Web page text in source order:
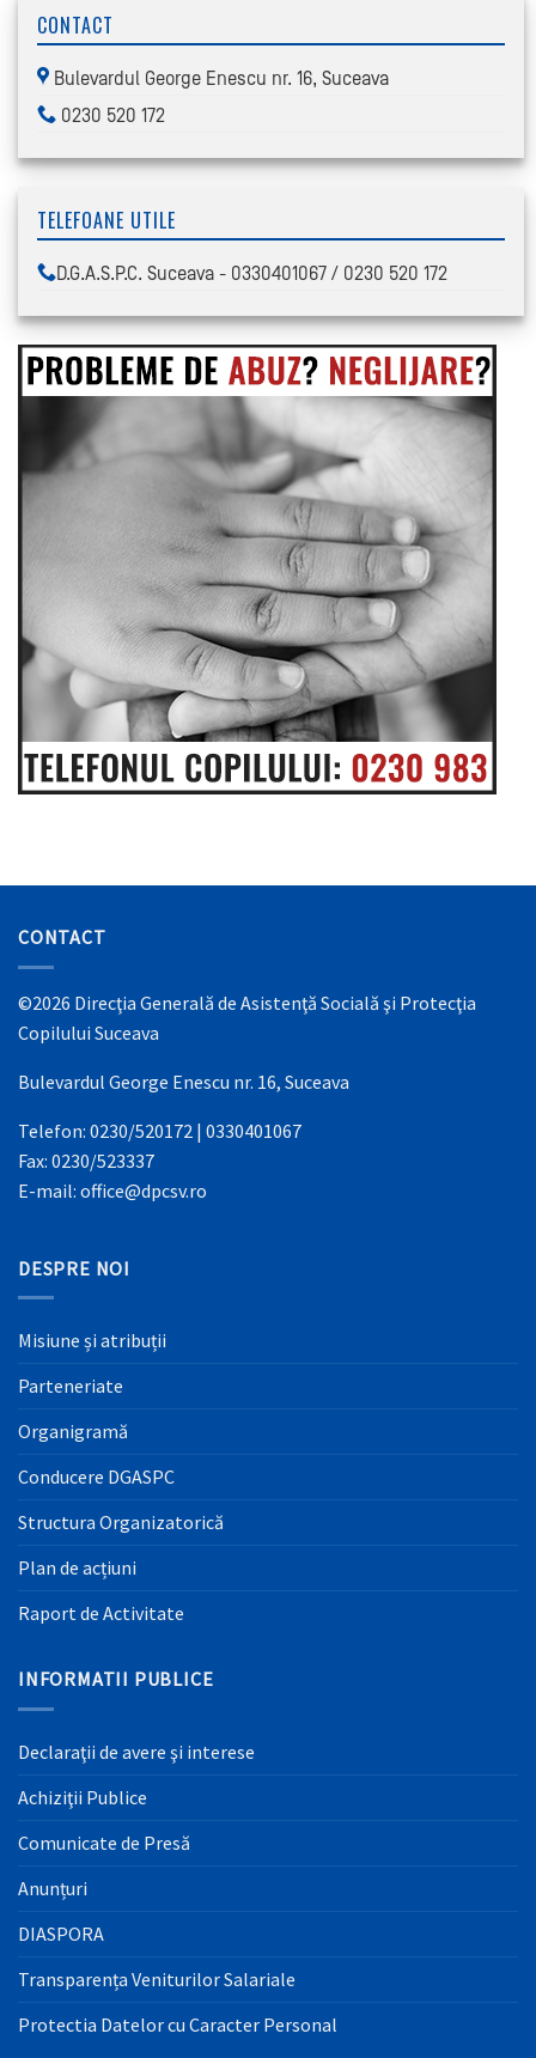
CONTACT
Bulevardul George Enescu nr. 16, Suceava
0230 520 172
TELEFOANE UTILE
D.G.A.S.P.C. Suceava - 0330401067 / 0230 520 172
CONTACT
©2026 Direcţia Generală de Asistenţă Socială şi Protecţia
Copilului Suceava
Bulevardul George Enescu nr. 16, Suceava
Telefon: 0230/520172 | 0330401067
Fax: 0230/523337
E-mail: office@dpcsv.ro
DESPRE NOI
Misiune și atribuții
Parteneriate
Organigramă
Conducere DGASPC
Structura Organizatorică
Plan de acțiuni
Raport de Activitate
INFORMATII PUBLICE
Declaraţii de avere şi interese
Achiziţii Publice
Comunicate de Presă
Anunțuri
DIASPORA
Transparența Veniturilor Salariale
Protectia Datelor cu Caracter Personal